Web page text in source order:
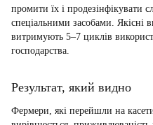
промити їх і продезінфікувати
спеціальними засобами. Якісні
витримують 5–7 циклів
господарства.
Результат, який видно
Фермери, які перейшли на